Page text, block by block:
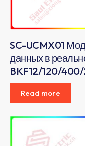
SC-UCMX01
данных в
BKF12/120/
Read more